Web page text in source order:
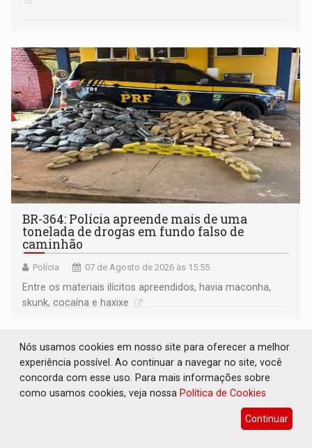
BR-364: Polícia apreende mais de uma
tonelada de drogas em fundo falso de
caminhão
Polícia 07 de Agosto de 2026 às 15:55
Entre os materiais ilícitos apreendidos, havia maconha,
skunk, cocaína e haxixe
Nós usamos cookies em nosso site para oferecer a melhor
experiência possível. Ao continuar a navegar no site, você
concorda com esse uso. Para mais informações sobre
como usamos cookies, veja nossa Política de Cookies
Continuar